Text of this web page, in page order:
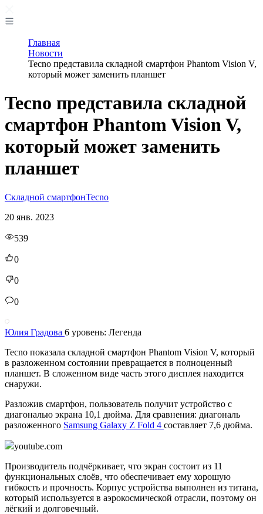
Главная
Новости
Tecno представила складной смартфон Phantom Vision V,
который может заменить планшет
Tecno представила складной
смартфон Phantom Vision V,
который может заменить
планшет
Складной смартфонTecno
20 янв. 2023
539
0
0
0
Юлия Градова 6 уровень: Легенда
Tecno показала складной смартфон Phantom Vision V, который
в разложенном состоянии превращается в полноценный
планшет. В сложенном виде часть этого дисплея находится
снаружи.
Разложив смартфон, пользователь получит устройство с
диагональю экрана 10,1 дюйма. Для сравнения: диагональ
разложенного Samsung Galaxy Z Fold 4 составляет 7,6 дюйма.
youtube.com
Производитель подчёркивает, что экран состоит из 11
функциональных слоёв, что обеспечивает ему хорошую
гибкость и прочность. Корпус устройства выполнен из титана,
который используется в аэрокосмической отрасли, поэтому он
лёгкий и долговечный.